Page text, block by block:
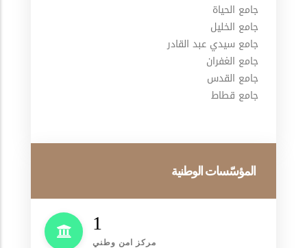
جامع الحياة
جامع الخليل
جامع سيدي عبد القادر
جامع الغفران
جامع القدس
جامع قطاط
المؤسّسات الوطنية
1
مركز امن وطني